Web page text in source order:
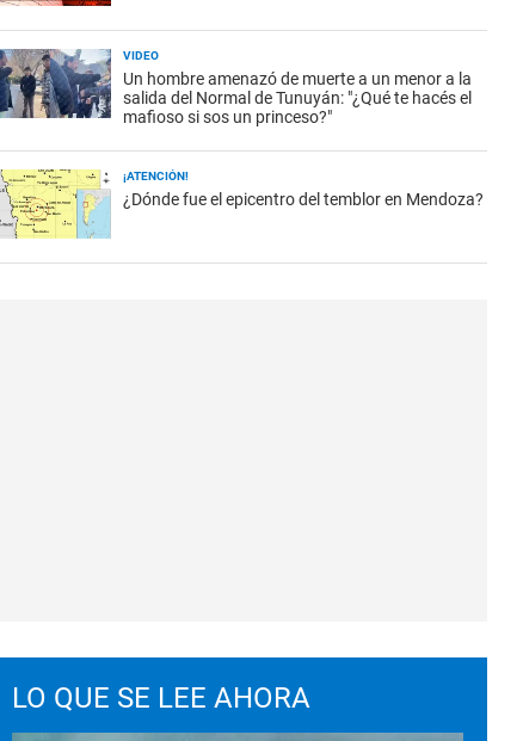
VIDEO
Un hombre amenazó de muerte a un menor a la
salida del Normal de Tunuyán: "¿Qué te hacés el
mafioso si sos un princeso?"
¡ATENCIÓN!
¿Dónde fue el epicentro del temblor en Mendoza?
LO QUE SE LEE AHORA